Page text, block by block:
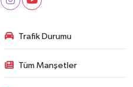
Trafik Durumu
Tüm Manşetler